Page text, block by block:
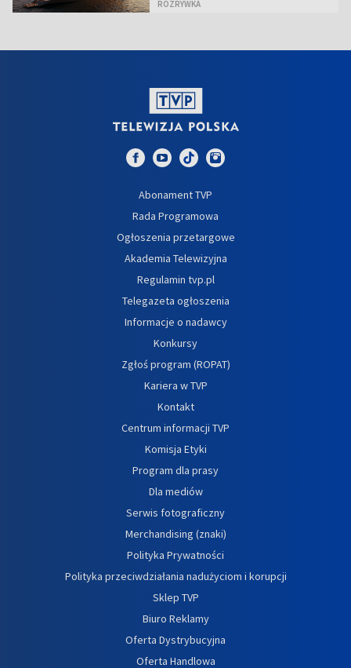
ROZRYWKA
Abonament TVP
Rada Programowa
Ogłoszenia przetargowe
Akademia Telewizyjna
Regulamin tvp.pl
Telegazeta ogłoszenia
Informacje o nadawcy
Konkursy
Zgłoś program (ROPAT)
Kariera w TVP
Kontakt
Centrum informacji TVP
Komisja Etyki
Program dla prasy
Dla mediów
Serwis fotograficzny
Merchandising (znaki)
Polityka Prywatności
Polityka przeciwdziałania nadużyciom i korupcji
Sklep TVP
Biuro Reklamy
Oferta Dystrybucyjna
Oferta Handlowa